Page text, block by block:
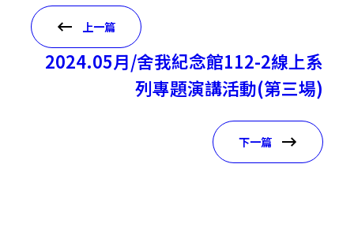
上一篇
2024.05月/舍我紀念館112-2線上系
列專題演講活動(第三場)
下一篇